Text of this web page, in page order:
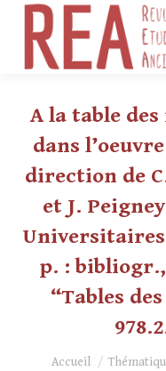
A la table
dans
direction de
et J.
Universitaires
p. :
“Tables
Vous êtes ici :
Accueil